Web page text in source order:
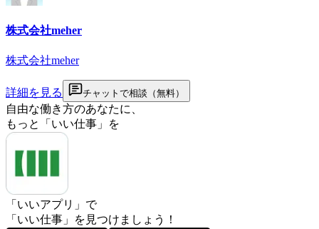
株式会社meher
株式会社meher
詳細を見る チャットで相談（無料）
自由な働き方のあなたに、
もっと「いい仕事」を
「いいアプリ」で
「いい仕事」を見つけましょう！